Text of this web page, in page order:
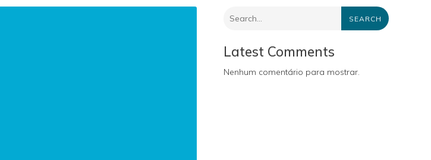
SEARCH
Latest Comments
Nenhum comentário para mostrar.